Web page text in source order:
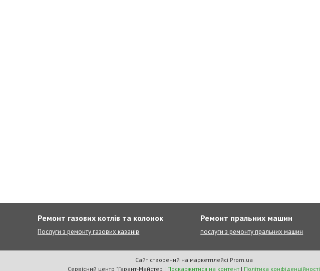
Ремонт газових котлів та колонок
Послуги з ремонту газових казанів
Ремонт пральних машин
послуги з ремонту пральних машин
Сайт створений на маркетплейсі Prom.ua
Сервісний центр "Гарант-Майстер | Поскаржитися на контент | Політика конфіденційності